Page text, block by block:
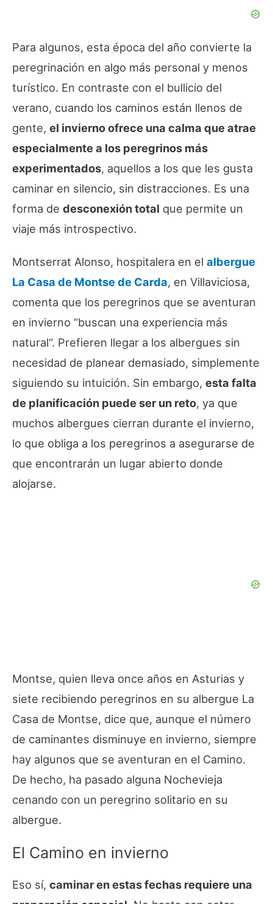
Para algunos, esta época del año convierte la
peregrinación en algo más personal y menos
turístico. En contraste con el bullicio del
verano, cuando los caminos están llenos de
gente, el invierno ofrece una calma que atrae
especialmente a los peregrinos más
experimentados, aquellos a los que les gusta
caminar en silencio, sin distracciones. Es una
forma de desconexión total que permite un
viaje más introspectivo.
Montserrat Alonso, hospitalera en el albergue
La Casa de Montse de Carda, en Villaviciosa,
comenta que los peregrinos que se aventuran
en invierno “buscan una experiencia más
natural“. Prefieren llegar a los albergues sin
necesidad de planear demasiado, simplemente
siguiendo su intuición. Sin embargo, esta falta
de planificación puede ser un reto, ya que
muchos albergues cierran durante el invierno,
lo que obliga a los peregrinos a asegurarse de
que encontrarán un lugar abierto donde
alojarse.
Montse, quien lleva once años en Asturias y
siete recibiendo peregrinos en su albergue La
Casa de Montse, dice que, aunque el número
de caminantes disminuye en invierno, siempre
hay algunos que se aventuran en el Camino.
De hecho, ha pasado alguna Nochevieja
cenando con un peregrino solitario en su
albergue.
El Camino en invierno
Eso sí, caminar en estas fechas requiere una